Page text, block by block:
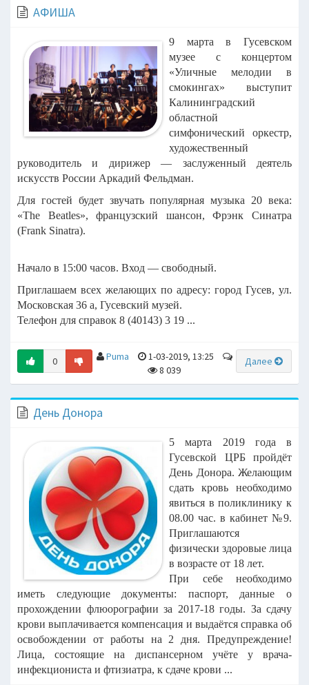
АФИША
9 марта в Гусевском
музее с концертом
«Уличные мелодии в
смокингах» выступит
Калининградский
областной
симфонический оркестр,
художественный
руководитель и дирижер — заслуженный деятель
искусств России Аркадий Фельдман.
Для гостей будет звучать популярная музыка 20 века:
«The Beatles», французский шансон, Фрэнк Синатра
(Frank Sinatra).
Начало в 15:00 часов. Вход — свободный.
Приглашаем всех желающих по адресу: город Гусев, ул.
Московская 36 а, Гусевский музей.
Телефон для справок 8 (40143) 3 19 ...
0 Далее
Puma
1-03-2019, 13:25
8 039
День Донора
5 марта 2019 года в
Гусевской ЦРБ пройдёт
День Донора. Желающим
сдать кровь необходимо
явиться в поликлинику к
08.00 час. в кабинет №9.
Приглашаются
физически здоровые лица
в возрасте от 18 лет.
При себе необходимо
иметь следующие документы: паспорт, данные о
прохождении флюорографии за 2017-18 годы. За сдачу
крови выплачивается компенсация и выдаётся справка об
освобождении от работы на 2 дня. Предупреждение!
Лица, состоящие на диспансерном учёте у врача-
инфекциониста и фтизиатра, к сдаче крови ...